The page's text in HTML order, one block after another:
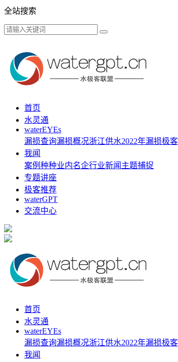
全站搜索
首页
水灵通
waterEYEs
漏损查询漏损概况浙江供水2022年漏损极
我闻
案例种种业内名企行业新闻 主题捕捉
专题讲座
极客推荐
waterGPT
交流中心
首页
水灵通
waterEYEs
漏损查询漏损概况浙江供水2022年漏损极
我闻